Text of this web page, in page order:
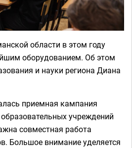
области в этом году
оборудованием. Об этом
и науки региона Диана
приемная кампания
учреждений
совместная работа
Большое внимание уделяется